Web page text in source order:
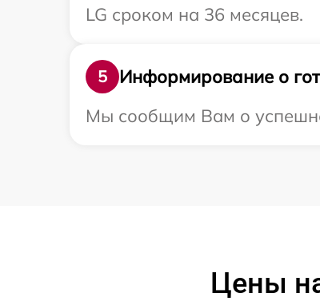
LG сроком на 36 месяцев.
5
Информирование о
Мы сообщим Вам о
Цены